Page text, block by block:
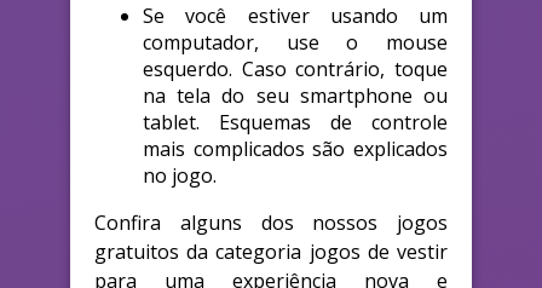
Se você estiver usando um
computador, use o mouse
esquerdo. Caso contrário, toque
na tela do seu smartphone ou
tablet. Esquemas de controle
mais complicados são explicados
no jogo.
Confira alguns dos nossos jogos
gratuitos da categoria jogos de vestir
para uma experiência nova e